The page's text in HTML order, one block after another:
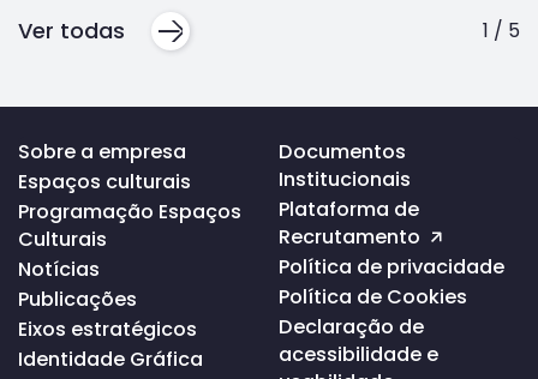
1 / 5
Ver todas
Voltar
ao
topo
da
página
Sobre a empresa
Espaços culturais
Programação Espaços
Culturais
Notícias
Publicações
Eixos estratégicos
Identidade Gráfica
Documentos
Institucionais
Plataforma de
Recrutamento
Política de privacidade
Política de Cookies
Declaração de
acessibilidade e